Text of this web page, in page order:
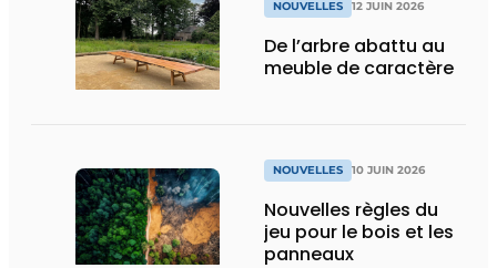
NOUVELLES 12 JUIN 2026
De l’arbre abattu au
meuble de caractère
NOUVELLES 10 JUIN 2026
Nouvelles règles du
jeu pour le bois et les
panneaux